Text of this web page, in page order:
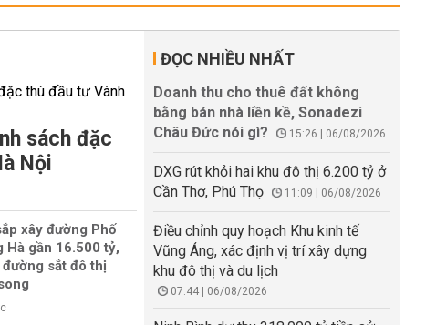
sách đặc
Nội
xây đường Phố
Hà gần 16.500 tỷ,
sắt đô thị
ĐỌC NHIỀU NHẤT
Doanh thu cho thuê đất không
bằng bán nhà liền kề, Sonadezi
Châu Đức nói gì?
15:26 | 06/08/2026
DXG rút khỏi hai khu đô thị 6.200 tỷ ở
Cần Thơ, Phú Thọ
11:09 | 06/08/2026
Điều chỉnh quy hoạch Khu kinh tế
Vũng Áng, xác định vị trí xây dựng
khu đô thị và du lịch
07:44 | 06/08/2026